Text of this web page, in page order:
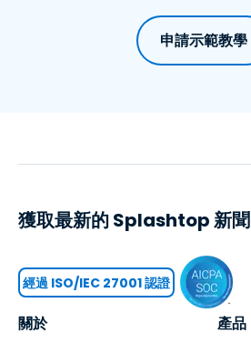
申請示範教學
關於 產品
獲取最新的 Splashtop 新聞
經過 ISO/IEC 27001 認證